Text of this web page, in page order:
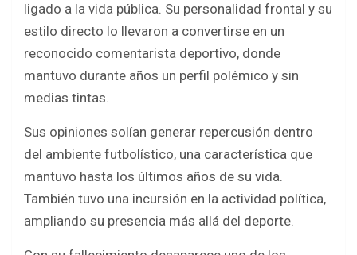
ligado a la vida pública. Su personalidad frontal y su
estilo directo lo llevaron a convertirse en un
reconocido comentarista deportivo, donde
mantuvo durante años un perfil polémico y sin
medias tintas.
Sus opiniones solían generar repercusión dentro
del ambiente futbolístico, una característica que
mantuvo hasta los últimos años de su vida.
También tuvo una incursión en la actividad política,
ampliando su presencia más allá del deporte.